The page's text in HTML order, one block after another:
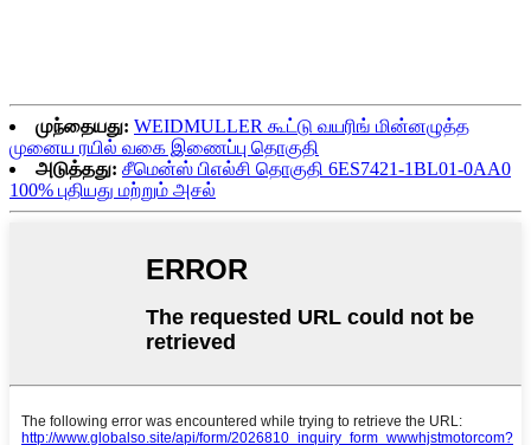
முந்தையது: WEIDMULLER கூட்டு வயரிங் மின்னழுத்த
முனைய ரயில் வகை இணைப்பு தொகுதி
அடுத்தது: சீமென்ஸ் பிஎல்சி தொகுதி 6ES7421-1BL01-0AA0
100% புதியது மற்றும் அசல்